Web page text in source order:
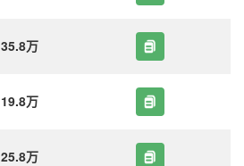
35.8万
19.8万
25.8万